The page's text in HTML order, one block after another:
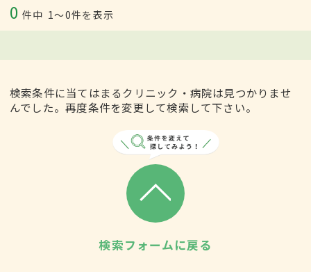
0 件中 1〜0件を表示
検索条件に当てはまるクリニック・病院は見つかりませ
んでした。再度条件を変更して検索して下さい。
検索フォームに戻る